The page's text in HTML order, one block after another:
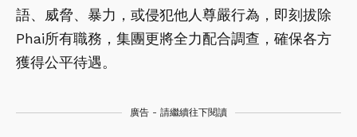
語、威脅、暴力，或侵犯他人尊嚴行為，即刻拔除
Phai所有職務，集團更將全力配合調查，確保各方
獲得公平待遇。
廣告 - 請繼續往下閱讀